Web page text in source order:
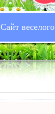
Сайт